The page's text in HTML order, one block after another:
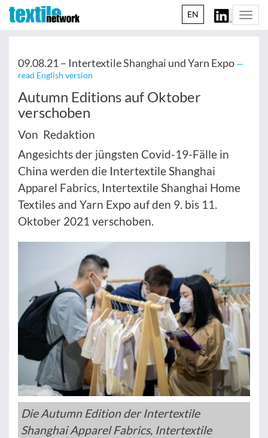
EN
09.08.21 – Intertextile Shanghai und Yarn Expo —
read English version
Autumn Editions auf Oktober
verschoben
Von Redaktion
Angesichts der jüngsten Covid-19-Fälle in
China werden die Intertextile Shanghai
Apparel Fabrics, Intertextile Shanghai Home
Textiles and Yarn Expo auf den 9. bis 11.
Oktober 2021 verschoben.
Die Autumn Edition der Intertextile
Shanghai Apparel Fabrics, Intertextile